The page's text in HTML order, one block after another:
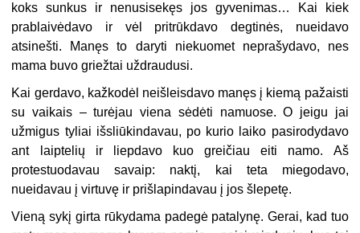
koks sunkus ir nenusisekęs jos gyvenimas… Kai kiek
prablaivėdavo ir vėl pritrūkdavo degtinės, nueidavo
atsinešti. Manęs to daryti niekuomet neprašydavo, nes
mama buvo griežtai uždraudusi.
Kai gerdavo, kažkodėl neišleisdavo manęs į kiemą pažaisti
su vaikais – turėjau viena sėdėti namuose. O jeigu jai
užmigus tyliai išsliūkindavau, po kurio laiko pasirodydavo
ant laiptelių ir liepdavo kuo greičiau eiti namo. Aš
protestuodavau savaip: naktį, kai teta miegodavo,
nueidavau į virtuvę ir prišlapindavau į jos šlepetę.
Vieną sykį girta rūkydama padegė patalynę. Gerai, kad tuo